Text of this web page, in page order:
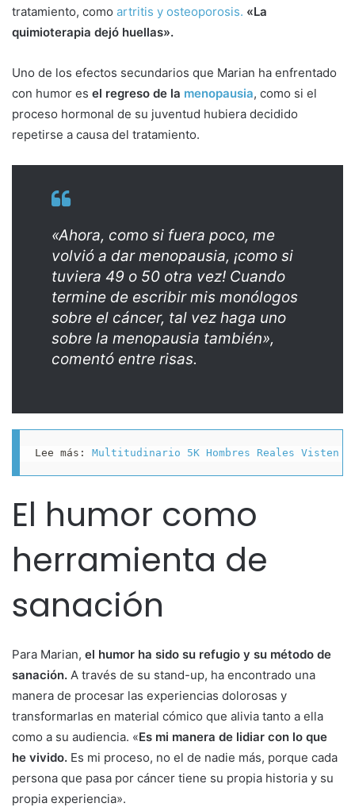
tratamiento, como artritis y osteoporosis. «La
quimioterapia dejó huellas».
Uno de los efectos secundarios que Marian ha enfrentado
con humor es el regreso de la menopausia, como si el
proceso hormonal de su juventud hubiera decidido
repetirse a causa del tratamiento.
«Ahora, como si fuera poco, me
volvió a dar menopausia, ¡como si
tuviera 49 o 50 otra vez! Cuando
termine de escribir mis monólogos
sobre el cáncer, tal vez haga uno
sobre la menopausia también»,
comentó entre risas.
Lee más: Multitudinario 5K Hombres Reales Visten
El humor como
herramienta de
sanación
Para Marian, el humor ha sido su refugio y su método de
sanación. A través de su stand-up, ha encontrado una
manera de procesar las experiencias dolorosas y
transformarlas en material cómico que alivia tanto a ella
como a su audiencia. «Es mi manera de lidiar con lo que
he vivido. Es mi proceso, no el de nadie más, porque cada
persona que pasa por cáncer tiene su propia historia y su
propia experiencia».